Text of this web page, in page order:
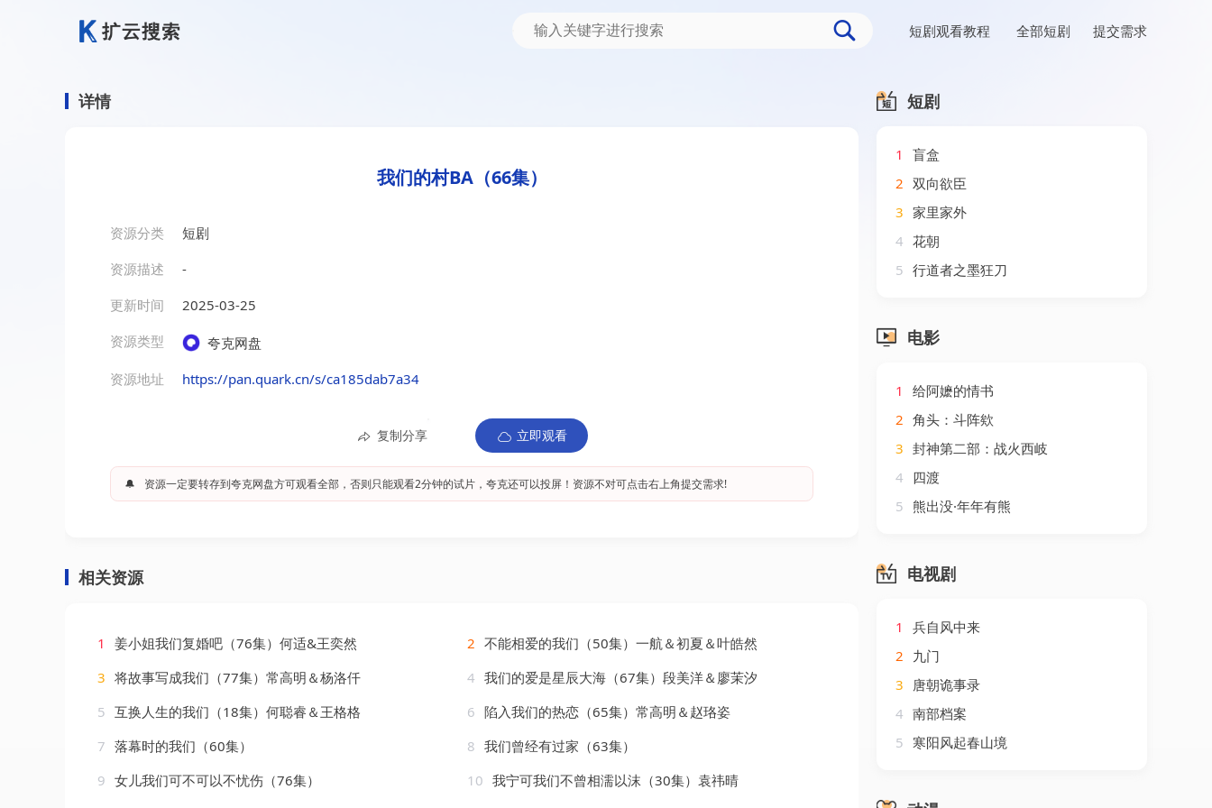
短剧观看教程 全部短剧 提交需求
详情
我们的村BA（66集）
资源分类
短剧
资源描述
-
更新时间
2025-03-25
资源类型
夸克网盘
资源地址
https://pan.quark.cn/s/ca185dab7a34
复制分享 立即观看
🔔 资源一定要转存到夸克网盘方可观看全部，否则只能观看2分钟的试片，夸克还可以投屏！资源不对可点击右上角提交需求!
相关资源
1 姜小姐我们复婚吧（76集）何适&王奕然 2 不能相爱的我们（50集）一航＆初夏＆叶皓然
3 将故事写成我们（77集）常高明＆杨洛仟 4 我们的爱是星辰大海（67集）段美洋＆廖茉汐
5 互换人生的我们（18集）何聪睿＆王格格 6 陷入我们的热恋（65集）常高明＆赵珞姿
7 落幕时的我们（60集） 8 我们曾经有过家（63集）
9 女儿我们可不可以不忧伤（76集） 10 我宁可我们不曾相濡以沫（30集）袁祎晴
短剧
1
盲盒
2 双向欲臣
3 家里家外
4 花朝
5 行道者之墨狂刀
电影
1
给阿嬷的情书
2 角头：斗阵欸
3 封神第二部：战火西岐
4 四渡
5 熊出没·年年有熊
电视剧
1
兵自风中来
2 九门
3 唐朝诡事录
4 南部档案
5 寒阳风起春山境